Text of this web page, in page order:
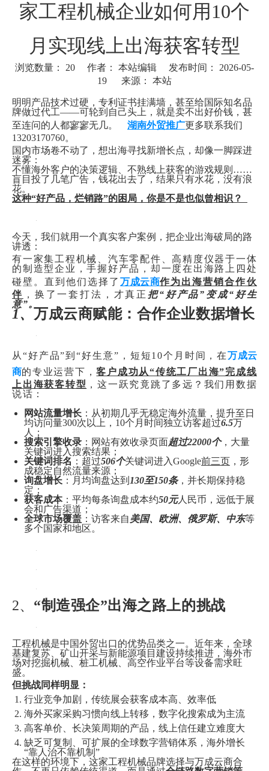
家工程机械企业如何用10个
月实现线上出海获客转型
浏览数量： 20 作者： 本站编辑 发布时间： 2026-05-
19 来源： 本站
["wechat"]
明明产品技术过硬，专利证书挂满墙，甚至给国际知名品
牌做过代工——可轮到自己头上，就是卖不出好价钱，甚
至连问的人都寥寥无几。 湖南外贸推广更多联系我们
13203170760。
国内市场卷不动了，想出海寻找新增长点，却像一脚踩进
迷雾：
不懂海外客户的决策逻辑、不熟线上获客的游戏规则……
盲目投了几笔广告，钱花出去了，结果只有水花，没有浪
花。
这种“好产品，烂销路”的困局，你是不是也似曾相识？
今天，我们就用一个真实客户案例，把企业出海破局的路
讲透：
有一家集工程机械、汽车零配件、高精度仪器于一体
的制造型企业，手握好产品，却一度在出海路上四处
碰壁。直到他们选择了万成云商作为出海营销合作伙
伴 ，换了一套打法，才真正 把“好产品”变成“好生
意”。
1、 万成云商赋能：合作企业数据增长
从“好产品”到“好生意”，短短10个月时间，在万成云
商的专业运营下，客户成功从“传统工厂出海”完成线
上出海获客转型 ，这一跃究竟跳了多远？我们用数据
说话：
网站流量增长 ：从初期几乎无稳定海外流量，提升至日
均访问量300次以上，10个月时间独立访客超过6.5万
人；
搜索引擎收录 ：网站有效收录页面超过22000个，大量
关键词进入搜索结果；
关键词排名 ：超过506个关键词进入Google前三页 ，形
成稳定自然流量来源；
询盘增长 ：月均询盘达到 130至150条，并长期保持稳
定；
获客成本：平均每条询盘成本约50元人民币，远低于展
会和广告渠道；
全球市场覆盖 ：访客来自美国、欧洲、俄罗斯、中东等
多个国家和地区。
2、 “制造强企”出海之路上的挑战
工程机械是中国外贸出口的优势品类之一。近年来，全球
基建复苏、矿山开采与新能源项目建设持续推进，海外市
场对挖掘机械、桩工机械、高空作业平台等设备需求旺
盛。
但挑战同样明显：
行业竞争加剧，传统展会获客成本高、效率低
海外买家采购习惯向线上转移，数字化搜索成为主流
高客单价、长决策周期的产品，线上信任建立难度大
缺乏可复制、可扩展的全球数字营销体系，海外增长
“靠人治不靠机制”
在这样的环境下，这家工程机械品牌选择与万成云商合